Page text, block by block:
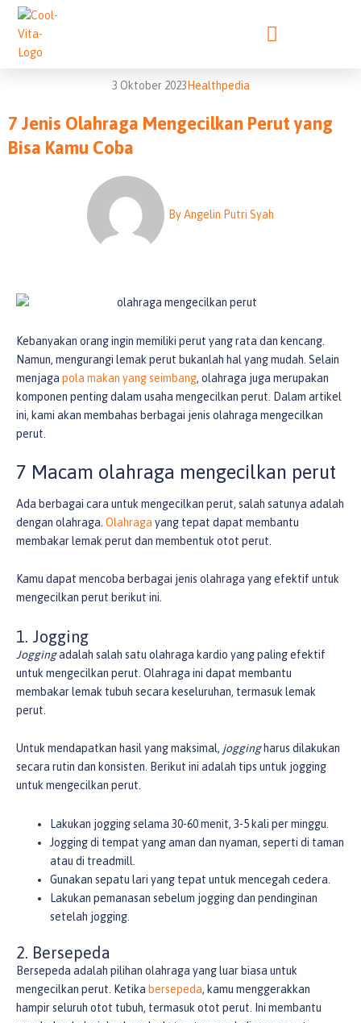
Lewati
konten
3 Oktober 2023 Healthpedia
7 Jenis Olahraga Mengecilkan Perut yang
Bisa Kamu Coba
ByAngelin Putri Syah
Kebanyakan orang ingin memiliki perut yang rata dan kencang.
Namun, mengurangi lemak perut bukanlah hal yang mudah. Selain
menjaga pola makan yang seimbang, olahraga juga merupakan
komponen penting dalam usaha mengecilkan perut. Dalam artikel
ini, kami akan membahas berbagai jenis olahraga mengecilkan
perut.
7 Macam olahraga mengecilkan perut
Ada berbagai cara untuk mengecilkan perut, salah satunya adalah
dengan olahraga. Olahraga yang tepat dapat membantu
membakar lemak perut dan membentuk otot perut.
Kamu dapat mencoba berbagai jenis olahraga yang efektif untuk
mengecilkan perut berikut ini.
1. Jogging
Joggingadalah salah satu olahraga kardio yang paling efektif
untuk mengecilkan perut. Olahraga ini dapat membantu
membakar lemak tubuh secara keseluruhan, termasuk lemak
perut.
Untuk mendapatkan hasil yang maksimal, joggingharus dilakukan
secara rutin dan konsisten. Berikut ini adalah tips untuk jogging
untuk mengecilkan perut.
Lakukan jogging selama 30-60 menit, 3-5 kali per minggu.
Jogging di tempat yang aman dan nyaman, seperti di taman
atau di treadmill.
Gunakan sepatu lari yang tepat untuk mencegah cedera.
Lakukan pemanasan sebelum jogging dan pendinginan
setelah jogging.
2. Bersepeda
Bersepeda adalah pilihan olahraga yang luar biasa untuk
mengecilkan perut. Ketika bersepeda, kamu menggerakkan
hampir seluruh otot tubuh, termasuk otot perut. Ini membantu